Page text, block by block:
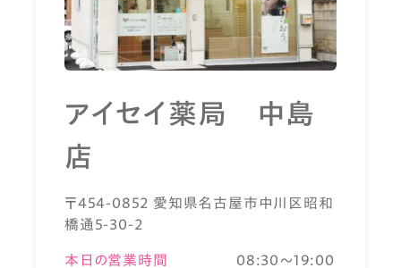
アイセイ薬局 中島
店
〒454-0852 愛知県名古屋市中川区昭和
橋通5-30-2
本日の営業時間 08:30～19:00